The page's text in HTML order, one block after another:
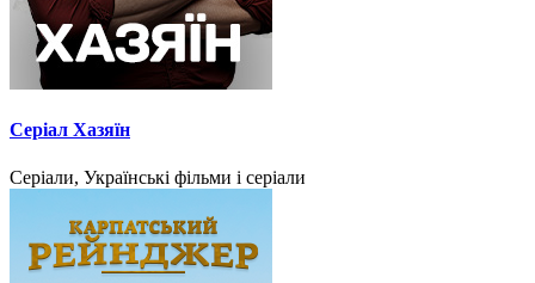
Серіал Хазяїн
Серіали, Українські фільми і серіали